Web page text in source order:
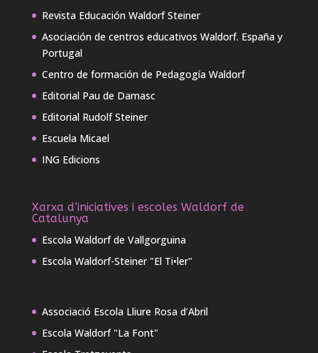
Revista Educación Waldorf Steiner
Asociación de centros educativos Waldorf. España y
Portugal
Centro de formación de Pedagogía Waldorf
Editorial Pau de Damasc
Editorial Rudolf Steiner
Escuela Micael
ING Edicions
Xarxa d’iniciatives i escoles Waldorf de
Catalunya
Escola Waldorf de Vallgorguina
Escola Waldorf-Steiner "El Ti•ler"
Associació Escola Lliure Rosa d’Abril
Escola Waldorf "La Font"